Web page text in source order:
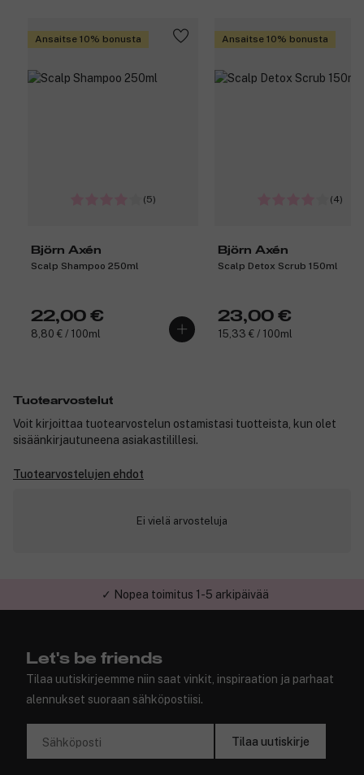
Ansaitse 10% bonusta
(5)
Björn Axén
Scalp Shampoo 250ml
22,00 €
8,80 € / 100ml
Ansaitse 10% bonusta
(4)
Björn Axén
Scalp Detox Scrub 150ml
23,00 €
15,33 € / 100ml
Tuotearvostelut
Voit kirjoittaa tuotearvostelun ostamistasi tuotteista, kun olet
sisäänkirjautuneena asiakastilillesi.
Tuotearvostelujen ehdot
Ei vielä arvosteluja
✓ Nopea toimitus 1-5 arkipäivää
Let's be friends
Tilaa uutiskirjeemme niin saat vinkit, inspiraation ja parhaat
alennukset suoraan sähköpostiisi.
Sähköposti Tilaa uutiskirje